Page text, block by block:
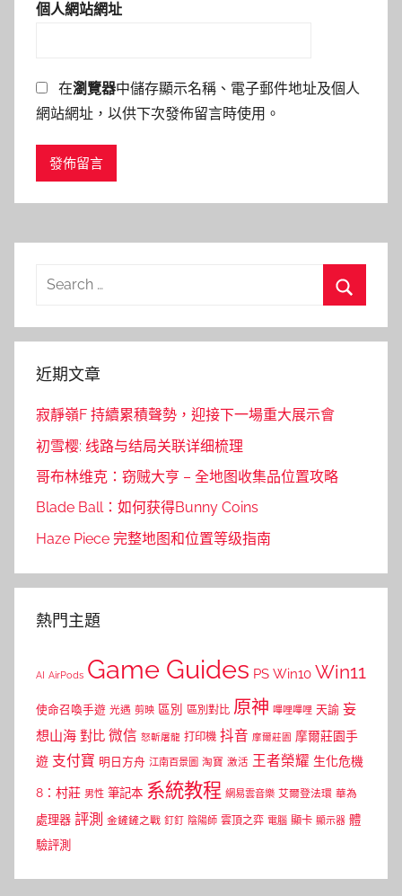
個人網站網址
在瀏覽器中儲存顯示名稱、電子郵件地址及個人
網站網址，以供下次發佈留言時使用。
Search
近期文章
寂靜嶺F 持續累積聲勢，迎接下一場重大展示會
初雪樱: 线路与结局关联详细梳理
哥布林维克：窃贼大亨 – 全地图收集品位置攻略
Blade Ball：如何获得Bunny Coins
Haze Piece 完整地图和位置等级指南
熱門主題
AI AirPods Game Guides PS Win10 Win11
使命召喚手遊 光遇 剪映 區別 區別對比 原神 嗶哩嗶哩 天諭 妄
想山海 對比 微信 怒斬屠龍 打印機 抖音 摩爾莊園 摩爾莊園手
遊 支付寶 明日方舟 江南百景圖 淘寶 激活 王者榮耀 生化危機
8：村莊 男性 筆記本 系統教程 網易雲音樂 艾爾登法環 華為
處理器 評測 金鏟鏟之戰 釘釘 陰陽師 雲頂之弈 電腦 顯卡 顯示器 體
驗評測